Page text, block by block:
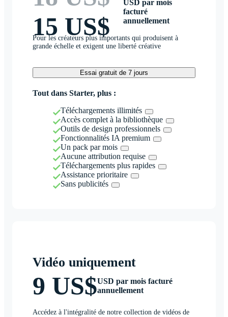
15 US$
USD par mois
facturé
annuellement
Pour les créateurs plus importants qui produisent à
grande échelle et exigent une liberté créative
Essai gratuit de 7 jours
Tout dans Starter, plus :
Téléchargements illimités
Accès complet à la bibliothèque
Outils de design professionnels
Fonctionnalités IA premium
Un pack par mois
Aucune attribution requise
Téléchargements plus rapides
Assistance prioritaire
Sans publicités
Vidéo uniquement
9 US$USD par mois facturé
annuellement
Accédez à l'intégralité de notre collection de vidéos de